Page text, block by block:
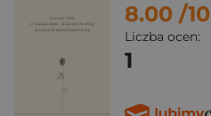
8.00 /10
Liczba ocen:
1